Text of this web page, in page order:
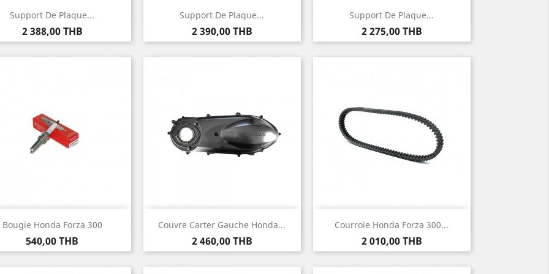
Support De Plaque...
Prix
2 388,00 THB
Aperçu rapide Support De Plaque...
Prix
2 390,00 THB
Aperçu rapide Support De Plaque...
Prix
2 275,00 THB
Aperçu rapide
Bougie Honda Forza 300
Prix
540,00 THB
Aperçu rapide Couvre Carter Gauche Honda...
Prix
2 460,00 THB
Aperçu rapide Courroie Honda Forza 300...
Prix
2 010,00 THB
Aperçu rapide